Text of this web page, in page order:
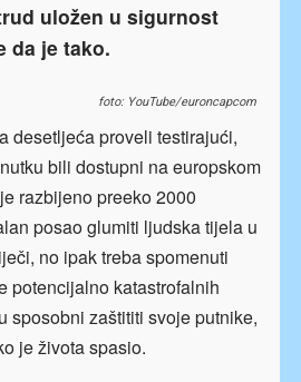
uložen u sigurnost
da je tako.
foto: YouTube/euroncapcom
desetljeća proveli testirajući,
bili dostupni na europskom
razbijeno preeko 2000
posao glumiti ljudska tijela u
no ipak treba spomenuti
potencijalno katastrofalnih
sposobni zaštititi svoje putnike,
je života spasio.